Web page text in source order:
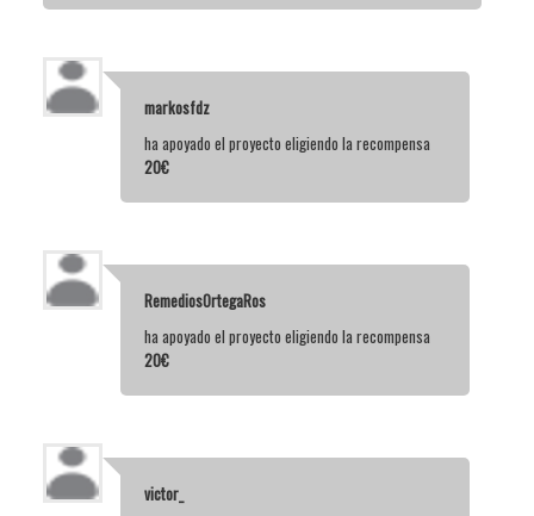
markosfdz
ha apoyado el proyecto eligiendo la recompensa
20€
RemediosOrtegaRos
ha apoyado el proyecto eligiendo la recompensa
20€
victor_